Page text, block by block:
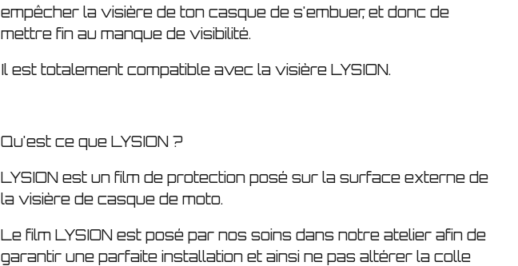
empêcher la visière de ton casque de s'embuer, et donc de
mettre fin au manque de visibilité.
Il est totalement compatible avec la visière LYSION.
Qu'est ce que LYSION ?
LYSION est un film de protection posé sur la surface externe de
la visière de casque de moto.
Le film LYSION est posé par nos soins dans notre atelier afin de
garantir une parfaite installation et ainsi ne pas altérer la colle